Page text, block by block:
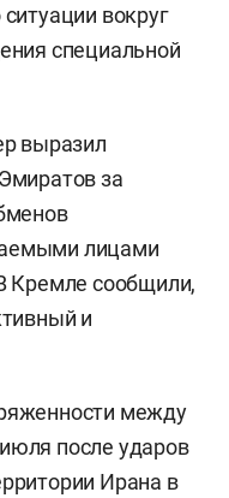
вокруг
специальной
выразил
за
лицами
Кремле сообщили,
и
между
после ударов
Ирана в